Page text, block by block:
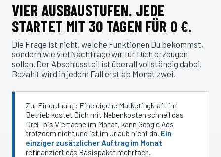
VIER AUSBAUSTUFEN. JEDE
STARTET MIT 30 TAGEN FÜR 0 €.
Die Frage ist nicht, welche Funktionen Du bekommst,
sondern wie viel Nachfrage wir für Dich erzeugen
sollen. Der Abschlussteil ist überall vollständig dabei.
Bezahlt wird in jedem Fall erst ab Monat zwei.
Zur Einordnung: Eine eigene Marketingkraft im
Betrieb kostet Dich mit Nebenkosten schnell das
Drei- bis Vierfache im Monat, kann Google Ads
trotzdem nicht und ist im Urlaub nicht da. Ein
einziger zusätzlicher Auftrag im Monat
refinanziert das Basispaket mehrfach.